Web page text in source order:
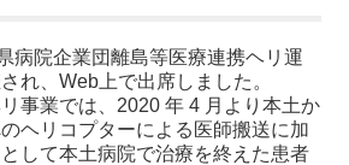
病院企業団離島等医療連携ヘリ運
れ、Web上で出席しました。
事業では、2020 年 4 月より本土か
ヘリコプターによる医師搬送に加
して本土病院で治療を終えた患者